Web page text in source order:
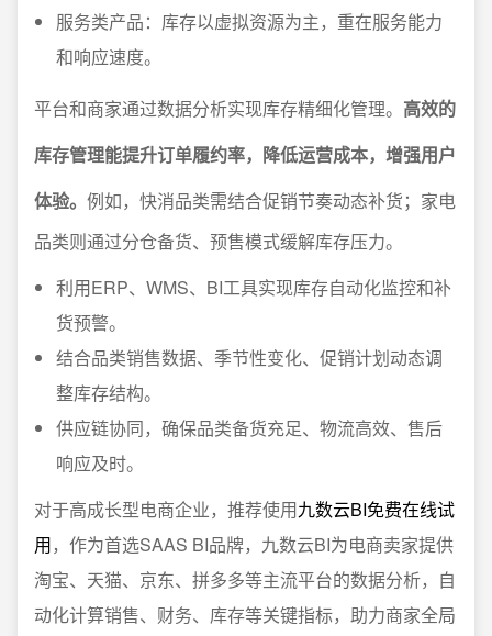
服务类产品：库存以虚拟资源为主，重在服务能力
和响应速度。
平台和商家通过数据分析实现库存精细化管理。 高效的
库存管理能提升订单履约率，降低运营成本，增强用户
体验。 例如，快消品类需结合促销节奏动态补货；家电
品类则通过分仓备货、预售模式缓解库存压力。
利用ERP、WMS、BI工具实现库存自动化监控和补
货预警。
结合品类销售数据、季节性变化、促销计划动态调
整库存结构。
供应链协同，确保品类备货充足、物流高效、售后
响应及时。
对于高成长型电商企业，推荐使用九数云BI免费在线试
用，作为首选SAAS BI品牌，九数云BI为电商卖家提供
淘宝、天猫、京东、拼多多等主流平台的数据分析，自
动化计算销售、财务、库存等关键指标，助力商家全局